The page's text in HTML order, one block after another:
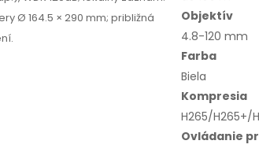
Ø 164.5 × 290 mm; približná
Objektív
4.8-120 mm
Farba
Biela
Kompresia
H265/H265+/
Ovládanie